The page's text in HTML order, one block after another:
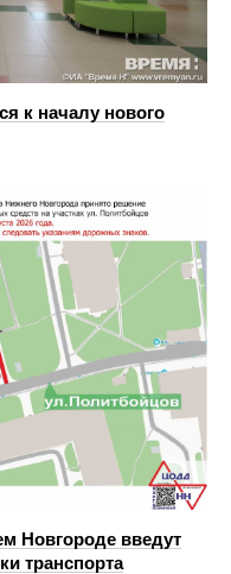
к началу нового
Новгороде введут
транспорта